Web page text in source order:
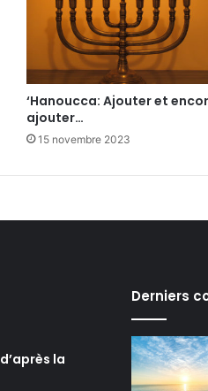
‘Hanoucca: Ajouter et
ajouter…
15 novembre 2023
la
Derniers